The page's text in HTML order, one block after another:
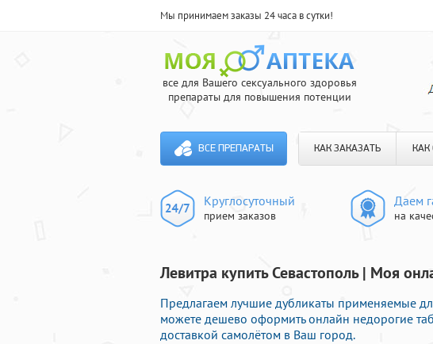
Мы принимаем заказы 24 часа в сутки!
все для Вашего сексуального здоровья
препараты для повышения потенции
ВСЕ ПРЕПАРАТЫ КАК ЗАКАЗАТЬ КАК
Круглосуточный
прием заказов
Даем
на
Левитра купить Севастополь | Моя
Предлагаем лучшие дубликаты применяемые
можете дешево оформить онлайн недорогие
доставкой самолётом в Ваш город.